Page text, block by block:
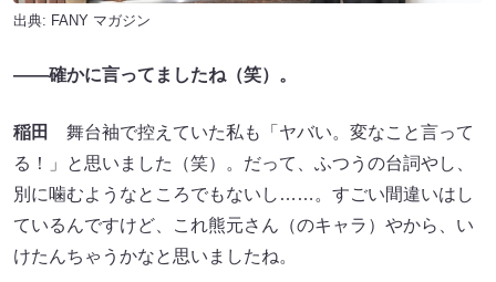
出典: FANY マガジン
――確かに言ってましたね（笑）。
稲田
舞台袖で控えていた私も「ヤバい。変なこと言って
る！」と思いました（笑）。だって、ふつうの台詞やし、
別に噛むようなところでもないし……。すごい間違いはし
ているんですけど、これ熊元さん（のキャラ）やから、い
けたんちゃうかなと思いましたね。